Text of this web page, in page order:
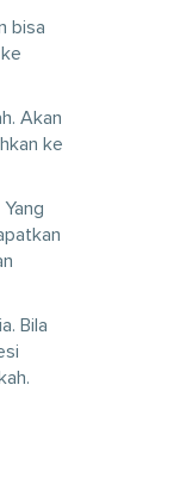
bisa
Akan
ke
Bila